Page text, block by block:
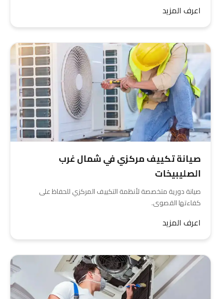
اعرف المزيد
صيانة تكييف مركزي في شمال غرب
الصليبيخات
صيانة دورية متخصصة لأنظمة التكييف المركزي للحفاظ على
كفاءتها القصوى.
اعرف المزيد